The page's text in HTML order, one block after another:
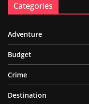
Categories
Adventure
Budget
Crime
Destination